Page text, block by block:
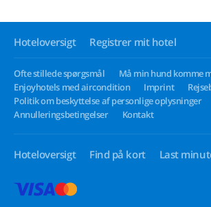
Hoteloversigt Registrer mit hotel
Ofte stillede spørgsmål
Må min hund komme
Enjoyhotels med aircondition
Imprint
Politik om beskyttelse af personlige oplysninger
Annulleringsbetingelser
Kontakt
Hoteloversigt Find på kort Last